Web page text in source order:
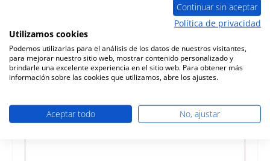
Continuar sin aceptar
Política de privacidad
Utilizamos cookies
Podemos utilizarlas para el análisis de los datos de nuestros visitantes,
para mejorar nuestro sitio web, mostrar contenido personalizado y
brindarle una excelente experiencia en el sitio web. Para obtener más
información sobre las cookies que utilizamos, abre los ajustes.
Aceptar todo No, ajustar